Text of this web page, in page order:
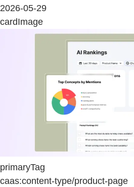
2026-05-29
cardImage
primaryTag
caas:content-type/product-page